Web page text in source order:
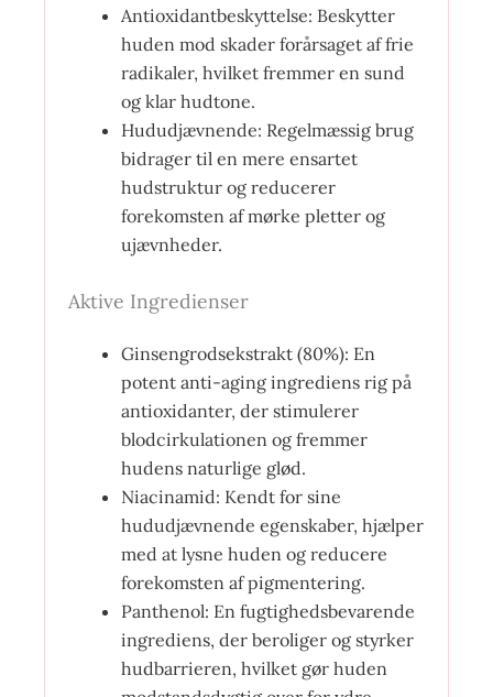
Antioxidantbeskyttelse: Beskytter
huden mod skader forårsaget af frie
radikaler, hvilket fremmer en sund
og klar hudtone.
Hududjævnende: Regelmæssig brug
bidrager til en mere ensartet
hudstruktur og reducerer
forekomsten af mørke pletter og
ujævnheder.
Aktive Ingredienser
Ginsengrodsekstrakt (80%): En
potent anti-aging ingrediens rig på
antioxidanter, der stimulerer
blodcirkulationen og fremmer
hudens naturlige glød.
Niacinamid: Kendt for sine
hududjævnende egenskaber, hjælper
med at lysne huden og reducere
forekomsten af pigmentering.
Panthenol: En fugtighedsbevarende
ingrediens, der beroliger og styrker
hudbarrieren, hvilket gør huden